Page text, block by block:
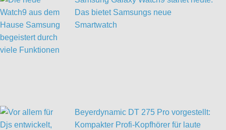
Das bietet Samsungs neue
Smartwatch
Beyerdynamic DT 275 Pro vorgestellt:
Kompakter Profi-Kopfhörer für laute